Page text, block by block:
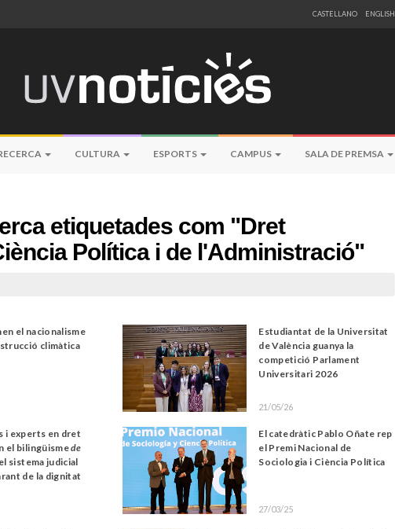
CASTELLANO ENGLISH
CULTURA ESPORTS CAMPUS SALA DE PREMSA
etiquetades com "Dret
Política i de l'Administració"
el nacionalisme
climàtica
Estudiantat de la Universitat
de València guanya la
competició Parlament
Universitari 2026
21/05/26
i experts en dret
el bilingüismede
sistema judicial
de la dignitat
El catedràtic Pablo Oñate rep
el Premi Nacional de
Sociologia i Ciència Política
27/03/25